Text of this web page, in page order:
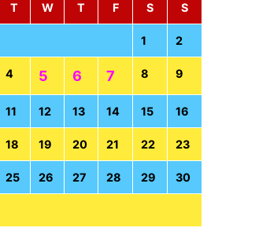
T W T F S S
1 2
4 5 6 7 8 9
11 12 13 14 15 16
18 19 20 21 22 23
25 26 27 28 29 30